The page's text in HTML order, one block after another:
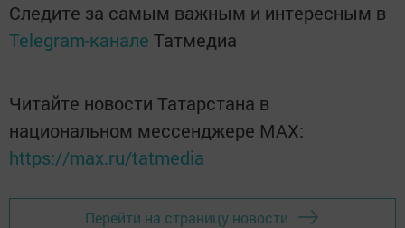
Следите за самым важным и интересным в
Telegram-канале Татмедиа
Читайте новости Татарстана в
национальном мессенджере MАХ:
https://max.ru/tatmedia
Перейти на страницу новости